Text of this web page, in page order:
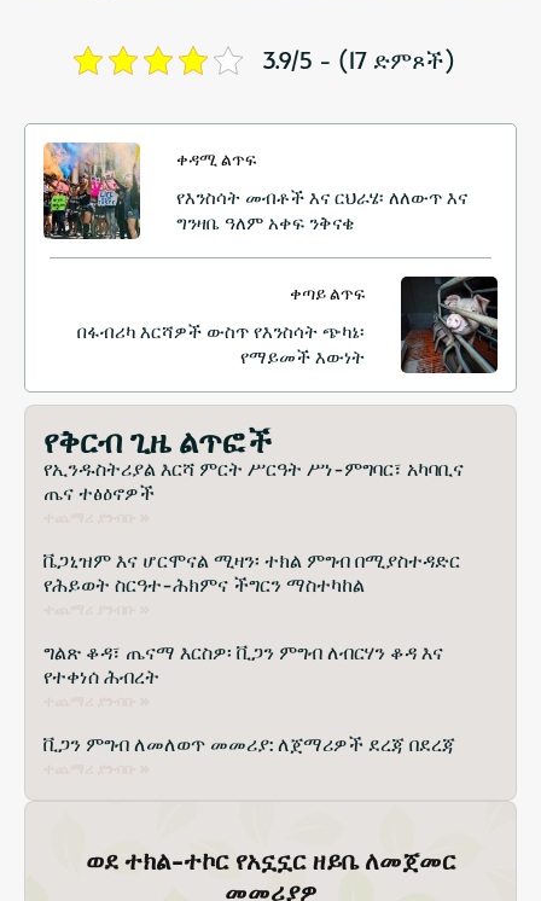
3.9/5 - (17 ድምጾች)
ቀዳሚ ልጥፍ
የእንስሳት መብቶች እና ርህራሄ፡ ለለውጥ እና
ግንዛቤ ዓለም አቀፍ ንቅናቄ
ቀጣይ ልጥፍ
በፋብሪካ እርሻዎች ውስጥ የእንስሳት ጭካኔ፡
የማይመች እውነት
የቅርብ ጊዜ ልጥፎች
የኢንዱስትሪያል እርሻ ምርት ሥርዓት ሥነ-ምግባር፣ አካባቢና
ጤና ተፅዕኖዎች
ቬጋኒዝም እና ሆርሞናል ሚዛን፡ ተክል ምግብ በሚያስተዳድር
የሕይወት ስርዓተ-ሕክምና ችግርን ማስተካከል
ግልጽ ቆዳ፣ ጤናማ እርስዎ፡ ቪጋን ምግብ ለብርሃን ቆዳ እና
የተቀነሰ ሕብረት
ቪጋን ምግብ ለመለወጥ መመሪያ: ለጀማሪዎች ደረጃ በደረጃ
ወደ ተክል-ተኮር የአኗኗር ዘይቤ ለመጀመር
መመሪያዎ